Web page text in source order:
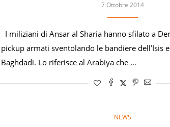
7 Ottobre 2014
I miliziani di Ansar al Sharia hanno sfilato a
pickup armati sventolando le bandiere dell’Isis
Baghdadi. Lo riferisce al Arabiya che …
NEWS